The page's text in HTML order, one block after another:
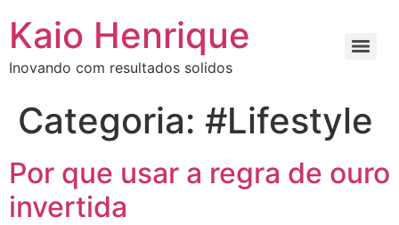
Kaio Henrique
Inovando com resultados solidos
Categoria: #Lifestyle
Por que usar a regra de ouro
invertida